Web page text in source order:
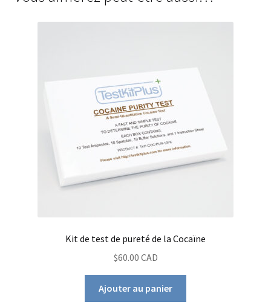
Kit de test de pureté de la Cocaïne
$60.00 CAD
Ajouter au panier